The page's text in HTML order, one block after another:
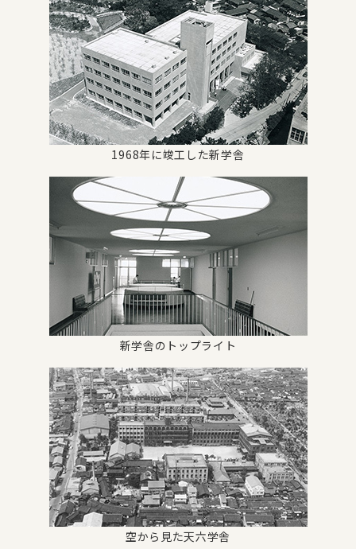
1968年に竣工した新学舎
新学舎のトップライト
空から見た天六学舎